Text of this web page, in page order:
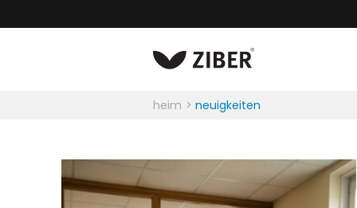
heim neuigkeiten